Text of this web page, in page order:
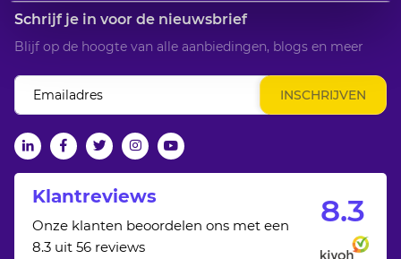
Schrijf je in voor de nieuwsbrief
Blijf op de hoogte van alle aanbiedingen, blogs en meer
Abonneer
u
onze
nieuwsbrief
INSCHRIJVEN
linkedinfacebook
twitterInstagramYoutube
Klantreviews
Onze klanten beoordelen ons met een
8.3 uit 56 reviews
8.3